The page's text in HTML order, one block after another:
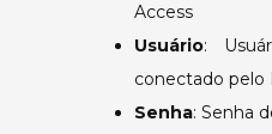
Access
Usuário:
conectado pelo
Senha: Senha